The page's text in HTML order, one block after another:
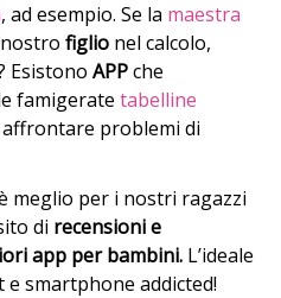
, ad esempio. Se la maestra
nostrofiglio nel calcolo,
EsistonoAPPche
famigeratetabelline
problemi di
meglio per i nostri ragazzi
di recensioni e
app per bambini. L’ideale
smartphone addicted!